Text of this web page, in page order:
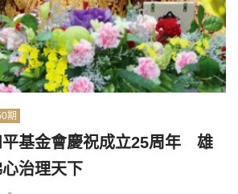
期
平基金會慶祝成立25周年 雄
治理天下